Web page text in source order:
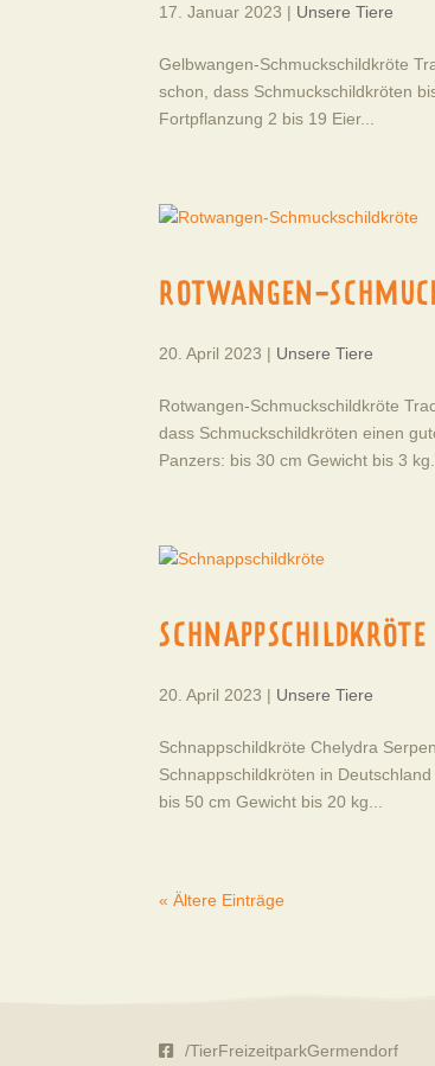
17. Januar 2023 | Unsere Tiere
Gelbwangen-Schmuckschildkröte
schon, dass Schmuckschildkröten
Fortpflanzung 2 bis 19 Eier...
ROTWANGEN-
20. April 2023 | Unsere Tiere
Rotwangen-Schmuckschildkröte
dass Schmuckschildkröten einen
Panzers: bis 30 cm Gewicht bis 3 kg...
SCHNAPPSCHILDKRÖTE
20. April 2023 | Unsere Tiere
Schnappschildkröte Chelydra
Schnappschildkröten in
bis 50 cm Gewicht bis 20 kg...
« Ältere Einträge
/TierFreizeitparkGermendorf